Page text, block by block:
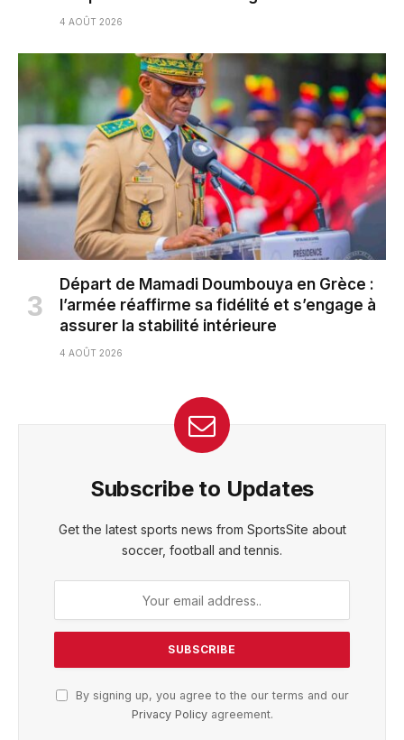
4 AOÛT 2026
Départ de Mamadi Doumbouya en Grèce :
l’armée réaffirme sa fidélité et s’engage à
assurer la stabilité intérieure
4 AOÛT 2026
Subscribe to Updates
Get the latest sports news from SportsSite about
soccer, football and tennis.
By signing up, you agree to the our terms and our
Privacy Policyagreement.